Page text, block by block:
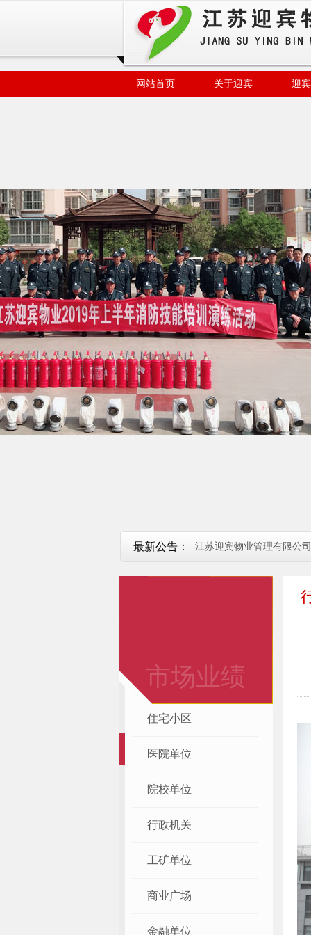
网站首页 关于迎宾 迎
最新公告： 江苏迎宾物业管理有限公司
迎宾物业招募市场部经理/
市场业绩
住宅小区
医院单位
院校单位
行政机关
工矿单位
商业广场
金融单位